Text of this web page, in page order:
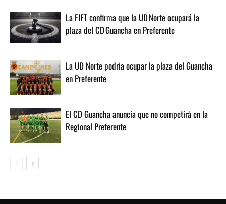
La FIFT confirma que la UD Norte ocupará la
plaza del CD Guancha en Preferente
La UD Norte podria ocupar la plaza del Guancha
en Preferente
El CD Guancha anuncia que no competirá en la
Regional Preferente